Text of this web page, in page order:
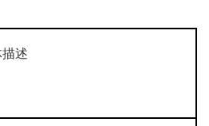
述